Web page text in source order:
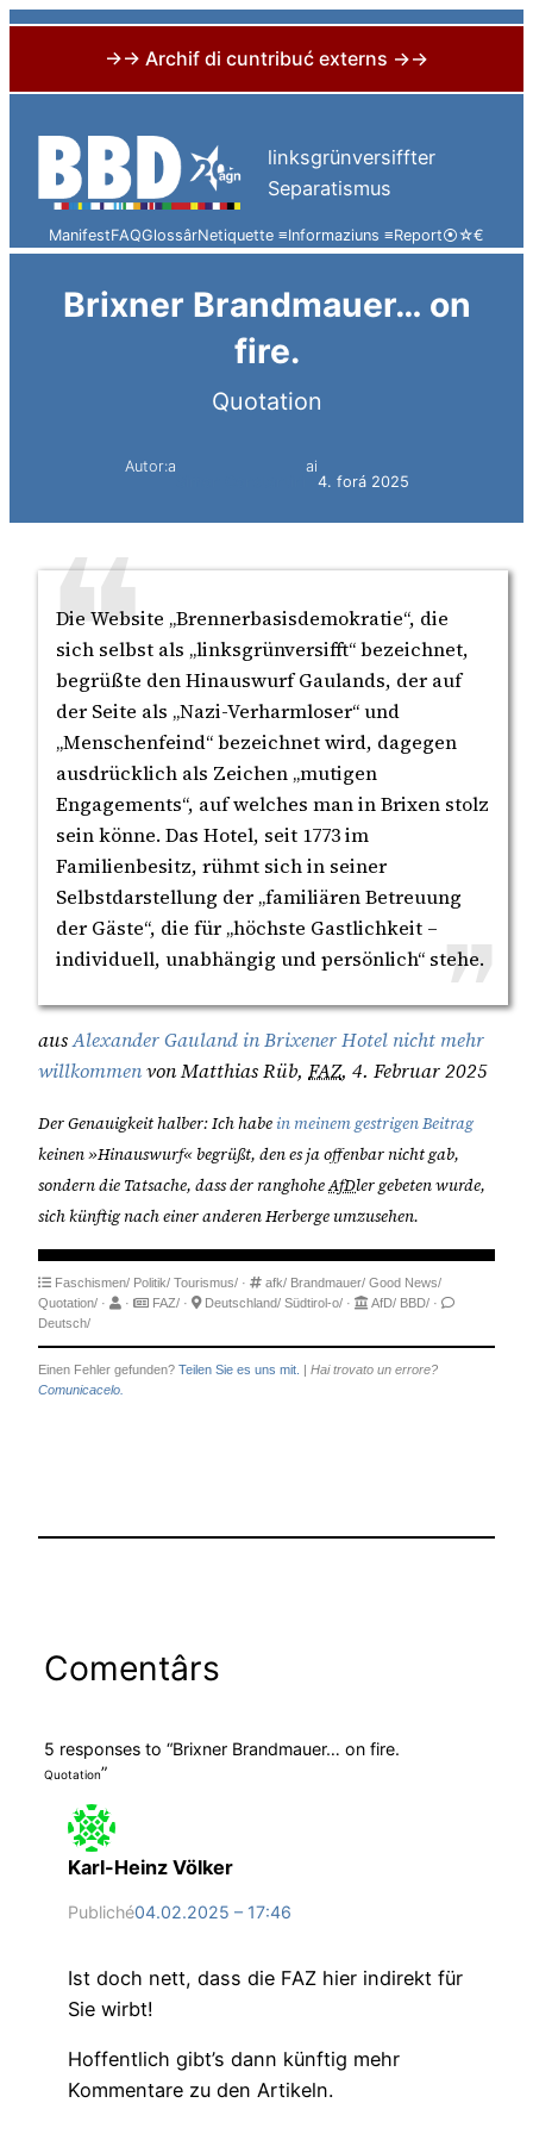
→→ Archif di cuntribuć externs →→
content
linksgrünversiffter
Separatismus
ManifestFAQGlossârNetiquette ≡Informaziuns ≡Report⦿☆€
Brixner Brandmauer… on
fire.
Quotation
Autor:a
ai
4. forá 2025
Die Website „Brennerbasisdemokratie“, die
sich selbst als „linksgrünversifft“ bezeichnet,
begrüßte den Hinauswurf Gaulands, der auf
der Seite als „Nazi-Verharmloser“ und
„Menschenfeind“ bezeichnet wird, dagegen
ausdrücklich als Zeichen „mutigen
Engagements“, auf welches man in Brixen stolz
sein könne. Das Hotel, seit 1773 im
Familienbesitz, rühmt sich in seiner
Selbstdarstellung der „familiären Betreuung
der Gäste“, die für „höchste Gastlichkeit –
individuell, unabhängig und persönlich“ stehe.
ausAlexander Gauland in Brixener Hotel nicht mehr
willkommenvon Matthias Rüb, FAZ, 4. Februar 2025
Der Genauigkeit halber: Ich habein meinem gestrigen Beitrag
keinen »Hinauswurf« begrüßt, den es ja offenbar nicht gab,
sondern die Tatsache, dass der ranghoheAfDler gebeten wurde,
sich künftig nach einer anderen Herberge umzusehen.
Faschismen/ Politik/ Tourismus/ · afk/ Brandmauer/ Good News/
Quotation/ · · FAZ/ · Deutschland/ Südtirol-o/ · AfD/ BBD/ ·
Deutsch/
Einen Fehler gefunden? Teilen Sie es uns mit. | Hai trovato un errore?
Comunicacelo.
Comentârs
5 responses to “Brixner Brandmauer… on fire.
Quotation”
Karl-Heinz Völker
Publiché04.02.2025 – 17:46
Ist doch nett, dass die FAZ hier indirekt für
Sie wirbt!
Hoffentlich gibt’s dann künftig mehr
Kommentare zu den Artikeln.